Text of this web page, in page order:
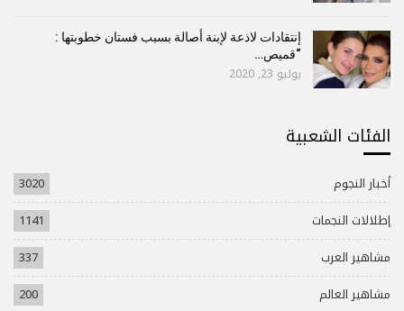
إنتقادات لاذعة لإبنة أصالة بسبب فستان خطوبتها :
“قميص…
يوليو 23, 2020
الفئات الشعبية
أخبار النجوم
3020
إطلالات النجمات
1141
مشاهير العرب
337
مشاهير العالم
200